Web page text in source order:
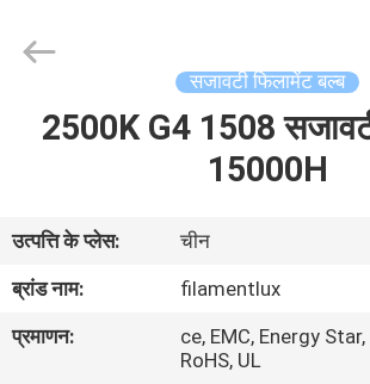
हमारे
बारे
Technology
Reserved.
सजावटी फिलामेंट बल्ब
2500K G4 1508
15000H
उत्पत्ति के प्लेस:
चीन
ब्रांड नाम:
filamentlux
प्रमाणन:
ce, EMC, Energy Star,
RoHS, UL